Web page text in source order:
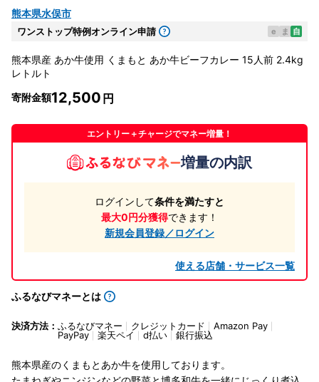
熊本県水俣市
ワンストップ特例オンライン申請 e ま 自
熊本県産 あか牛使用 くまもと あか牛ビーフカレー 15人前 2.4kg
レトルト
寄附金額12,500
エントリー＋チャージでマネー増量！
増量の内訳
ログインして条件を満たすと
最大0円分獲得できます！
新規会員登録／ログイン
使える店舗・サービス一覧
ふるなびマネーとは
決済方法： ふるなびマネー クレジットカード
Amazon Pay
PayPay
楽天ペイ d払い 銀行振込
熊本県産のくまもとあか牛を使用しております。